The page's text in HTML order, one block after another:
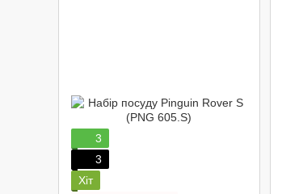
3
3
Хіт